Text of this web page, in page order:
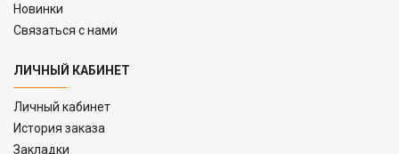
Новинки
Связаться с нами
ЛИЧНЫЙ КАБИНЕТ
Личный кабинет
История заказа
Закладки